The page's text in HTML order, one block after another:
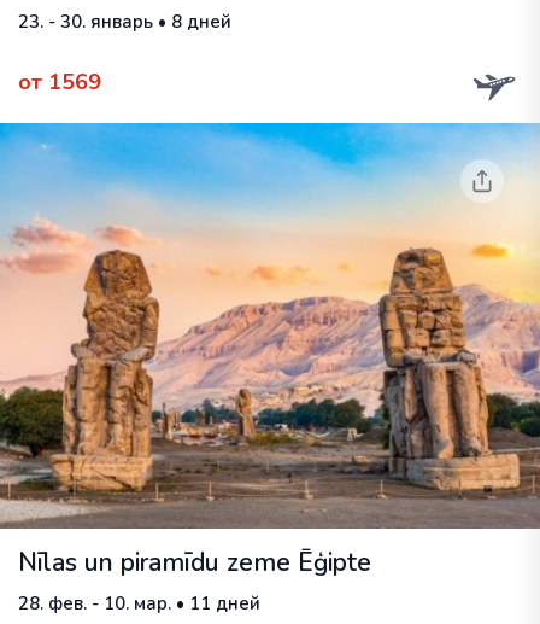
23. - 30. январь • 8 дней
от 1569
Nīlas un piramīdu zeme Ēģipte
28. фев. - 10. мар. • 11 дней